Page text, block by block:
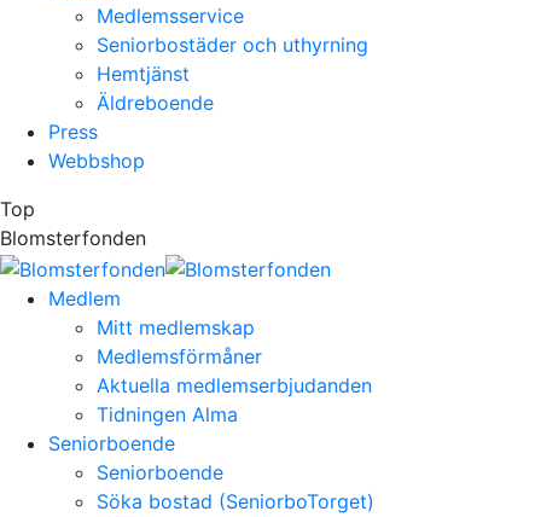
Medlemsservice
Seniorbostäder och uthyrning
Hemtjänst
Äldreboende
Press
Webbshop
Top
Blomsterfonden
Medlem
Mitt medlemskap
Medlemsförmåner
Aktuella medlemserbjudanden
Tidningen Alma
Seniorboende
Seniorboende
Söka bostad (SeniorboTorget)